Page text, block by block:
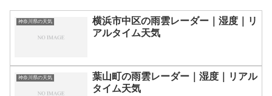
神奈川県の天気
横浜市中区の雨雲レーダー｜湿度｜リ
アルタイム天気
神奈川県の天気
葉山町の雨雲レーダー｜湿度｜リアル
タイム天気